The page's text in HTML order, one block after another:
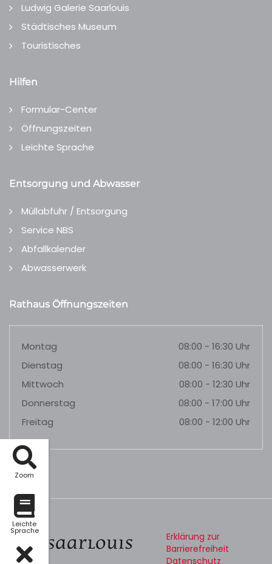
Zoom
Leichte
Sprache
Ludwig Galerie Saarlouis
Städtisches Museum
Touristisches
Hilfen
Formular-Center
Öffnungszeiten
Leichte Sprache
Entsorgung und Abwasser
Müllabfuhr / Entsorgung
Service NBS
Abfallkalender
Abwasserwerk
Rathaus Öffnungszeiten
Montag
08:00 - 16:30 Uhr
Dienstag
08:00 - 16:30 Uhr
Mittwoch
08:00 - 12:30 Uhr
Donnerstag
08:00 - 17:00 Uhr
Freitag
08:00 - 12:00 Uhr
Erklärung zur
Barrierefreiheit
Datenschutz